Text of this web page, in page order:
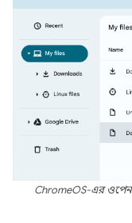
ChromeOS-এর ওপেন